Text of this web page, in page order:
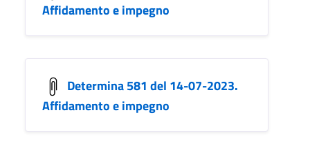
Affidamento e impegno
Determina 581 del 14-07-2023.
Affidamento e impegno